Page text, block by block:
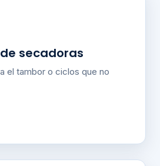
secadoras
el tambor o ciclos que no